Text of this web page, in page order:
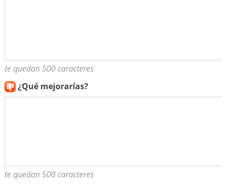
te quedan 500 caracteres
¿Qué mejorarías?
te quedan 500 caracteres